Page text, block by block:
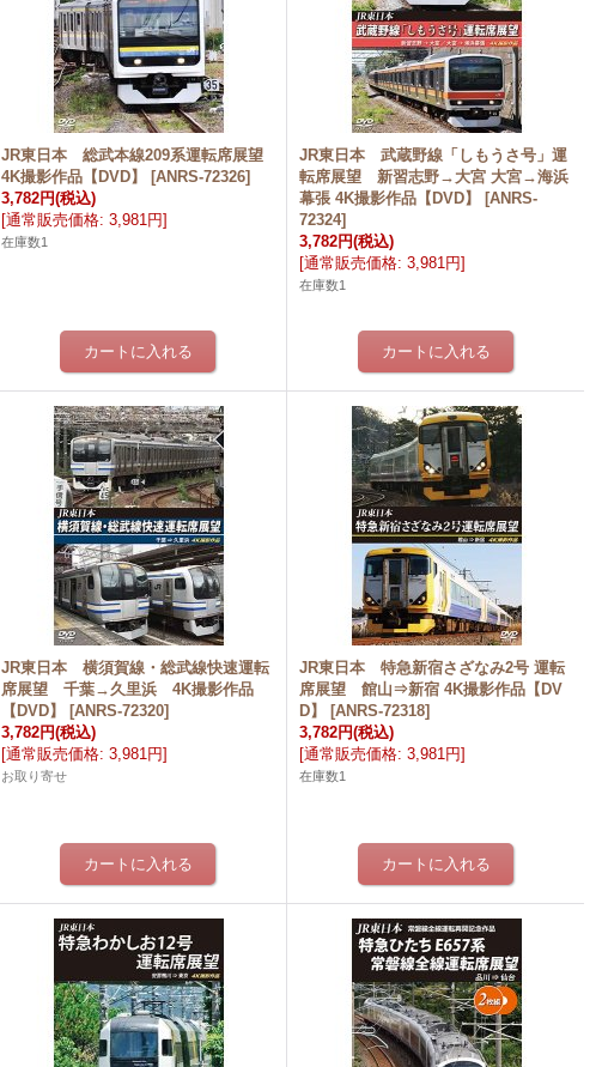
JR東日本 総武本線209系運転席展望
4K撮影作品【DVD】
[ANRS-72326]
3,782円(税込)
[通常販売価格: 3,981円]
在庫数1
JR東日本 武蔵野線「しもうさ号」運
転席展望 新習志野→大宮 大宮→海浜
幕張 4K撮影作品【DVD】
[ANRS-
72324]
3,782円(税込)
[通常販売価格: 3,981円]
在庫数1
JR東日本 横須賀線・総武線快速運転
席展望 千葉→久里浜 4K撮影作品
【DVD】
[ANRS-72320]
3,782円(税込)
[通常販売価格: 3,981円]
お取り寄せ
JR東日本 特急新宿さざなみ2号 運転
席展望 館山⇒新宿 4K撮影作品【DV
D】
[ANRS-72318]
3,782円(税込)
[通常販売価格: 3,981円]
在庫数1